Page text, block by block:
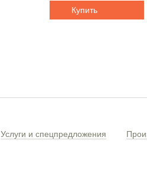
Купить
Услуги и спецпредложения